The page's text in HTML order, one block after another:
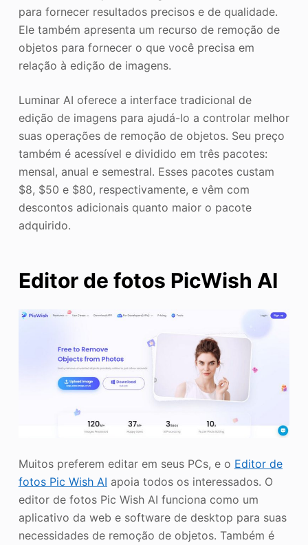
para fornecer resultados precisos e de qualidade.
Ele também apresenta um recurso de remoção de
objetos para fornecer o que você precisa em
relação à edição de imagens.
Luminar AI oferece a interface tradicional de
edição de imagens para ajudá-lo a controlar melhor
suas operações de remoção de objetos. Seu preço
também é acessível e dividido em três pacotes:
mensal, anual e semestral. Esses pacotes custam
$8, $50 e $80, respectivamente, e vêm com
descontos adicionais quanto maior o pacote
adquirido.
Editor de fotos PicWish AI
Muitos preferem editar em seus PCs, e o Editor de
fotos Pic Wish AI apoia todos os interessados. O
editor de fotos Pic Wish AI funciona como um
aplicativo da web e software de desktop para suas
necessidades de remoção de objetos. Também é